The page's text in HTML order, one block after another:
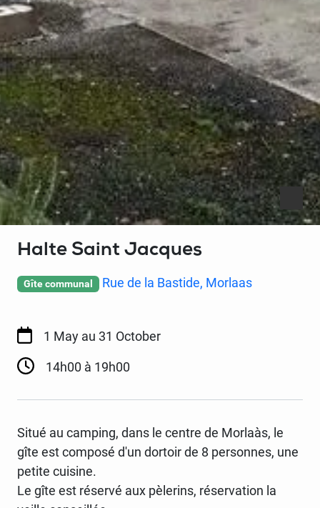
Halte Saint Jacques
Gîte communal Rue de la Bastide, Morlaas
Situé au camping, dans le centre de Morlaàs, le
gîte est composé d'un dortoir de 8 personnes, une
petite cuisine.
Le gîte est réservé aux pèlerins, réservation la
1 May au 31 October
14h00 à 19h00